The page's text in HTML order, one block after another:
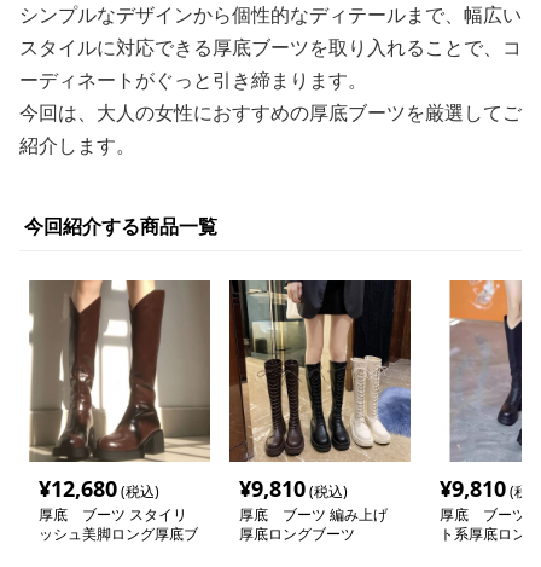
シンプルなデザインから個性的なディテールまで、幅広い
スタイルに対応できる厚底ブーツを取り入れることで、コ
ーディネートがぐっと引き締まります。
今回は、大人の女性におすすめの厚底ブーツを厳選してご
紹介します。
今回紹介する商品一覧
¥12,680(税込)
厚底 ブーツ スタイリ
ッシュ美脚ロング厚底ブ
¥9,810(税込)
厚底 ブーツ 編み上げ
厚底ロングブーツ
¥9,810(税
厚底 ブーツ
ト系厚底ロン